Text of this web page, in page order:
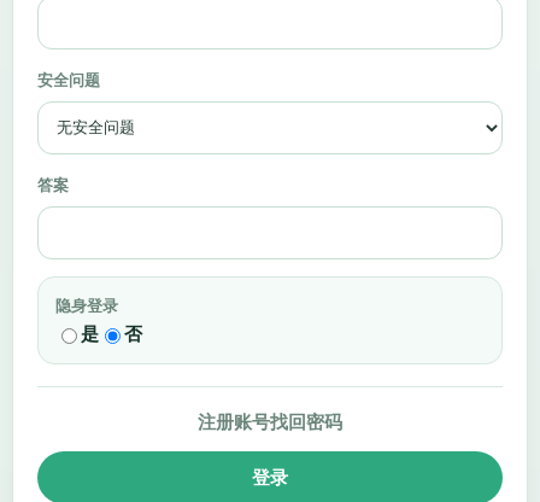
安全问题
答案
隐身登录
是 否
注册账号找回密码
登录